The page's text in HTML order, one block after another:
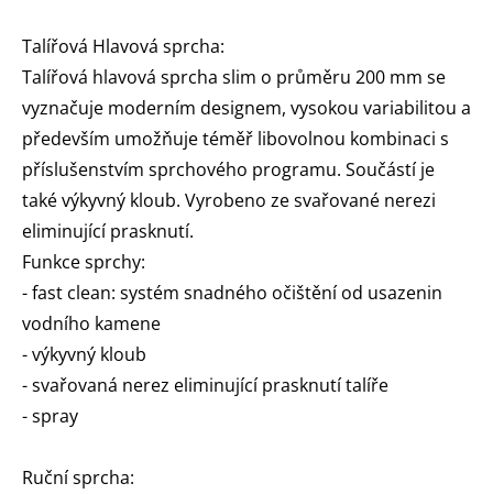
Talířová Hlavová sprcha:
Talířová hlavová sprcha slim o průměru 200 mm se
vyznačuje moderním designem, vysokou variabilitou a
především umožňuje téměř libovolnou kombinaci s
příslušenstvím sprchového programu. Součástí je
také výkyvný kloub. Vyrobeno ze svařované nerezi
eliminující prasknutí.
Funkce sprchy:
- fast clean: systém snadného očištění od usazenin
vodního kamene
- výkyvný kloub
- svařovaná nerez eliminující prasknutí talíře
- spray
Ruční sprcha: